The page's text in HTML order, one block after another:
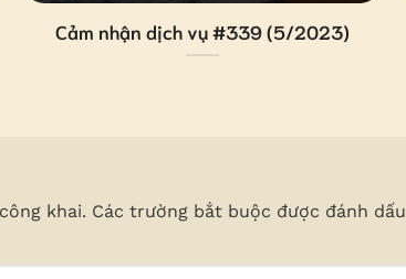
Cảm nhận dịch vụ #339 (5/2023)
khai. Các trường bắt buộc được đánh dấu